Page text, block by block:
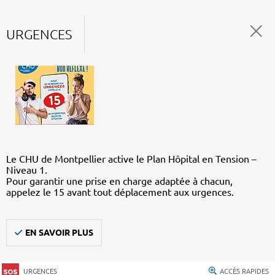
URGENCES
Le CHU de Montpellier active le Plan Hôpital en Tension –
Niveau 1.
Pour garantir une prise en charge adaptée à chacun,
appelez le 15 avant tout déplacement aux urgences.
EN SAVOIR PLUS
URGENCES ACCÈS RAPIDES